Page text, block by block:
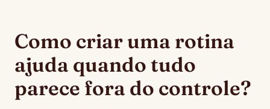
Como criar uma rotina
ajuda quando tudo
parece fora do controle?